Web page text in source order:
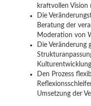
kraftvollen Vision
Die
Beratung der
Moderation von
Die Veränderung
Kulturentwicklung
Den Prozess
Umsetzung der